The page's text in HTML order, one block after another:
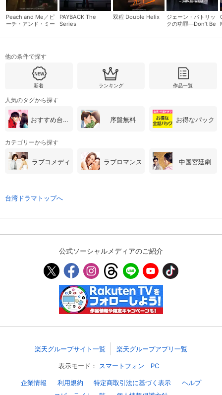
基本情報、本人連絡先、パスワード 、クレ
決済方法変更 決済方法の変更が可能です。
購入明細
現在獲得済みのお得なクーポンを確認でき
レンタル、購入、定額見放題の購入履歴の
確認が可能です。こちらから視聴いただく
お気に入りに登録した作品を確認できま
す。お気に入りに追加した作品の削除も可
の削除も可能です。
視聴年齢制限
サイト内で表示される作品の表示制限が可
能です。5段階の年齢区分から選択できま
す。
Peach and Me／ピ
ーチ・アンド・ミー
PAYBACK The
Series
双程 Double Helix
ジェーン・パトリッ
クの功罪―Don’t Be
他の条件で探す
新着 ランキング 作品一覧
人気のタグから探す
おすすめ台湾・中国ドラマ 序盤無料 お得なパック
カテゴリーから探す
ラブコメディ ラブロマンス 中国宮廷劇
台湾ドラマトップへ
公式ソーシャルメディアのご紹介
楽天グループサイト一覧 楽天グループアプリ一覧
表示モード： スマートフォン PC
企業情報 利用規約 特定商取引法に基づく表示
ヘルプ